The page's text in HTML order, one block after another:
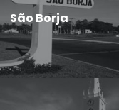
São Borja